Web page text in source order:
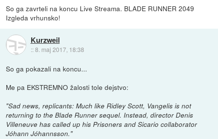
So ga zavrteli na koncu Live Streama. BLADE RUNNER 2049
Izgleda vrhunsko!
Kurzweil
::8. maj 2017, 18:38
So ga pokazali na koncu...
Me pa EKSTREMNO žalosti tole dejstvo:
"Sad news, replicants: Much like Ridley Scott, Vangelis is not
returning to the Blade Runner sequel. Instead, director Denis
Villeneuve has called up his Prisoners and Sicario collaborator
Jóhann Jóhannsson."